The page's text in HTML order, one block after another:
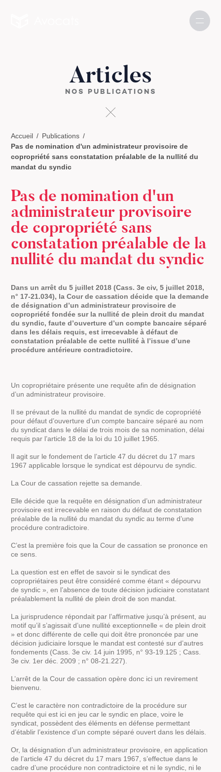
Articles
NOS PUBLICATIONS
Accueil
Publications
Pas de nomination d'un administrateur provisoire de
copropriété sans constatation préalable de la nullité du
mandat du syndic
Pas de nomination d'un
administrateur provisoire
de copropriété sans
constatation préalable de la
nullité du mandat du syndic
Dans un arrêt du 5 juillet 2018 (Cass. 3e civ, 5 juillet 2018,
n° 17-21.034), la Cour de cassation décide que la demande
de désignation d’un administrateur provisoire de
copropriété fondée sur la nullité de plein droit du mandat
du syndic, faute d’ouverture d’un compte bancaire séparé
dans les délais requis, est irrecevable à défaut de
constatation préalable de cette nullité à l’issue d’une
procédure antérieure contradictoire.
Un copropriétaire présente une requête afin de désignation
d’un administrateur provisoire.
Il se prévaut de la nullité du mandat de syndic de copropriété
pour défaut d’ouverture d’un compte bancaire séparé au nom
du syndicat dans le délai de trois mois de sa nomination, délai
requis par l’article 18 de la loi du 10 juillet 1965.
Il agit sur le fondement de l’article 47 du décret du 17 mars
1967 applicable lorsque le syndicat est dépourvu de syndic.
La Cour de cassation rejette sa demande.
Elle décide que la requête en désignation d’un administrateur
provisoire est irrecevable en raison du défaut de constatation
préalable de la nullité du mandat du syndic au terme d’une
procédure contradictoire.
C’est la première fois que la Cour de cassation se prononce en
ce sens.
La question est en effet de savoir si le syndicat des
copropriétaires peut être considéré comme étant « dépourvu
de syndic », en l’absence de toute décision judiciaire constatant
préalablement la nullité de plein droit de son mandat.
La jurisprudence répondait par l’affirmative jusqu’à présent, au
motif qu’il s’agissait d’une nullité exceptionnelle « de plein droit
» et donc différente de celle qui doit être prononcée par une
décision judiciaire lorsque le mandat est contesté sur d’autres
fondements (Cass. 3e civ. 14 juin 1995, n° 93-19.125 ; Cass.
3e civ. 1er déc. 2009 ; n° 08-21.227).
L’arrêt de la Cour de cassation opère donc ici un revirement
bienvenu.
C’est le caractère non contradictoire de la procédure sur
requête qui est ici en jeu car le syndic en place, voire le
syndicat, possèdent des éléments en défense permettant
d’établir l’existence d’un compte séparé ouvert dans les délais.
Or, la désignation d’un administrateur provisoire, en application
de l’article 47 du décret du 17 mars 1967, s’effectue dans le
cadre d’une procédure non contradictoire et ni le syndic, ni le